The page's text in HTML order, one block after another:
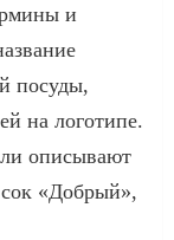
и
посуды,
на логотипе.
описывают
«Добрый»,